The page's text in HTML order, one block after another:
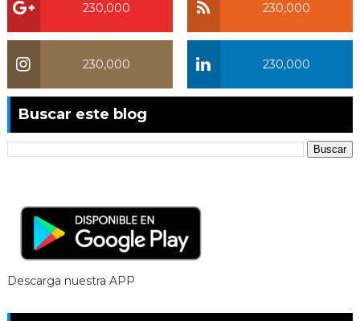
230,000
230,000
230,000
230,000
Buscar este blog
Descarga nuestra APP